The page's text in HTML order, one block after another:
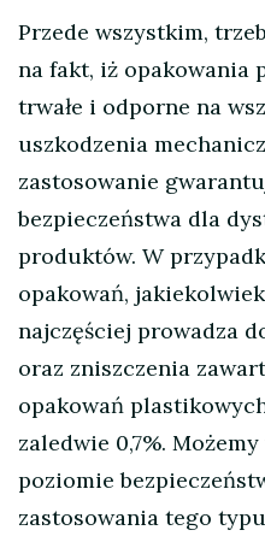
Przede wszystkim,
na fakt, iż opakowania
trwałe i odporne na
uszkodzenia
zastosowanie
bezpieczeństwa dla
produktów. W
opakowań,
najczęściej prowadza
oraz zniszczenia
opakowań
zaledwie 0,7%.
poziomie
zastosowania tego